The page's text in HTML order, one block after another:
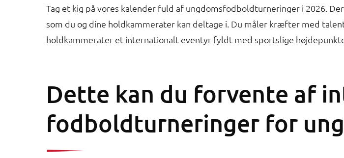
Tag et kig på vores kalender fuld af ungdomsfodboldturneringer i 2026.
som du og dine holdkammerater kan deltage i. Du måler kræfter med
holdkammerater et internationalt eventyr fyldt med sportslige
Dette kan du forvente af
fodboldturneringer for